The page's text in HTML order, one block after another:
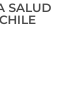
SALUD